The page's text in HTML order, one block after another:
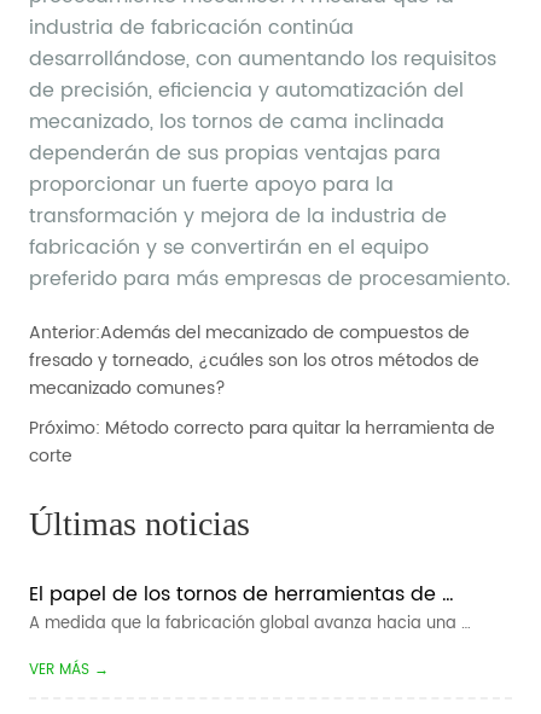
Anterior:Además del mecanizado de compuestos de
fresado y torneado, ¿cuáles son los otros métodos de
mecanizado comunes?
Próximo: Método correcto para quitar la herramienta de
corte
Últimas noticias
El papel de los tornos de herramientas de
pandillas en la fabricación inteligente
A medida que la fabricación global avanza hacia una
producción más flexible, la fabricación inteligente se ha
VER MÁS →